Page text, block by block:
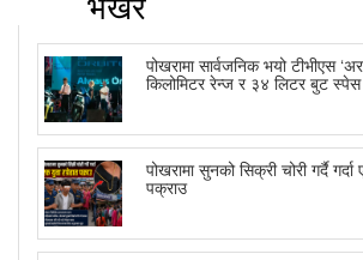
पोखरामा सार्वजनिक भयो टीभीएस
किलोमिटर रेन्ज र ३४ लिटर बुट स्पेस
पोखरामा सुनको सिक्री चोरी गर्दै
पक्राउ